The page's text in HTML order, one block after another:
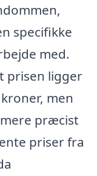
specifikke
med.
prisen ligger
men
præcist
priser fra